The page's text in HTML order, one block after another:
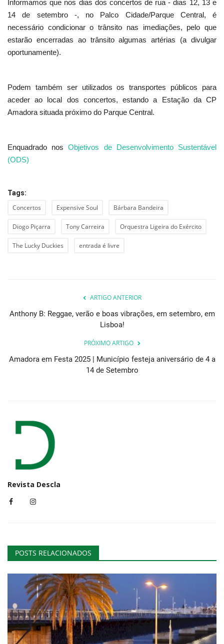
Informamos que nos dias dos concertos de rua - dias 12, 13 e
14 de setembro -, no Palco Cidade/Parque Central, é
necessário condicionar o trânsito nas imediações, pelo que
estarão encerradas ao trânsito algumas artérias (a divulgar
oportunamente).
Podem também ser utilizados os transportes públicos para
aceder ao local dos concertos, estando a Estação da CP
Amadora situada próximo do Parque Central.
Enquadrado nosObjetivos de Desenvolvimento Sustentável
(ODS)
Tags:
Concertos Expensive Soul Bárbara Bandeira
Diogo Piçarra Tony Carreira Orquestra Ligeira do Exército
The Lucky Duckies entrada é livre
ARTIGO ANTERIOR
Anthony B: Reggae, verão e boas vibrações, em setembro, em
Lisboa!
PRÓXIMO ARTIGO
Amadora em Festa 2025 | Município festeja aniversário de 4 a
14 de Setembro
Revista Descla
POSTS RELACIONADOS